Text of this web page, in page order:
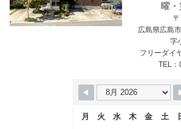
曜・
広島県広島
字
フリーダイ
TEL
月 火 水 木 金 土